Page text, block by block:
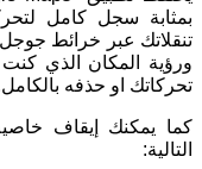
بمثابة سجل كامل
تنقلاتك عبر خرائط جوجل
ورؤية المكان الذي
تحركاتك او حذفه
كما يمكنك إيقاف
التالية: